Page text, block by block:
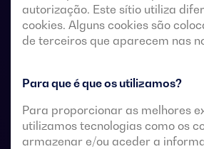
autorização. Este sítio utiliza
cookies. Alguns cookies são
de terceiros que aparecem nas
Para que é que os utilizamos?
Para proporcionar as melhores
utilizamos tecnologias como os
armazenar e/ou aceder a
remotos sem tensão, a partir de
automático externo, utilizando uma
ou um interruptor.
Estes são concebidos para
energia durante a transferência.